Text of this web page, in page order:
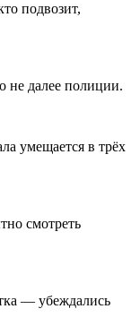
подвозит,
не далее полиции.
умещается в трёх
смотреть
— убеждались